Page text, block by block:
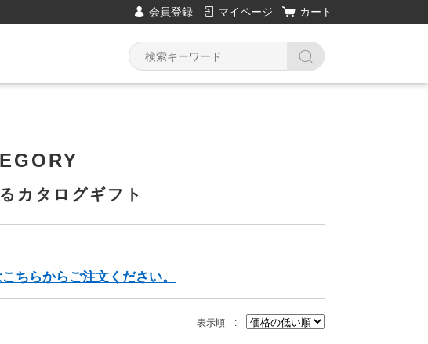
会員登録 マイページ カート
カタログギフト
ちらからご注文ください。
表示順 :